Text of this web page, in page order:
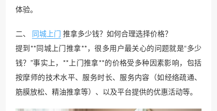
体验。
二、 同城上门 推拿多少钱？如何合理选择价格？
提到**同城上门推拿**，很多用户最关心的问题就是“多少
钱？”事实上，**上门推拿**的价格受多种因素影响，包括
按摩师的技术水平、服务时长、服务内容（如经络疏通、
筋膜放松、精油推拿等）、以及平台提供的优惠活动等。